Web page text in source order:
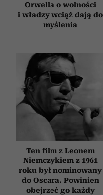
Orwella o wolności
i władzy wciąż dają do
myślenia
Ten film z Leonem
Niemczykiem z 1961
roku był nominowany
do Oscara. Powinien
obejrzeć go każdy